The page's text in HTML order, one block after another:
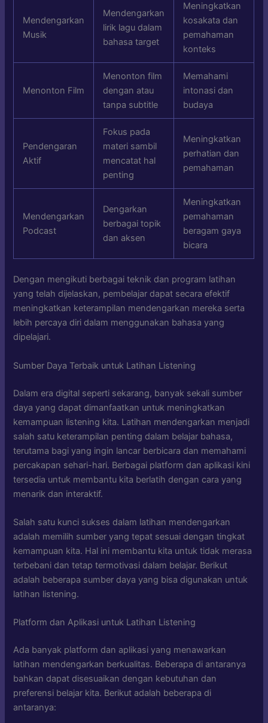
Mendengarkan
Musik
Mendengarkan
lirik lagu dalam
bahasa target
Meningkatkan
kosakata dan
pemahaman
konteks
Menonton Film
Menonton film
dengan atau
tanpa subtitle
Memahami
intonasi dan
budaya
Pendengaran
Aktif
Fokus pada
materi sambil
mencatat hal
penting
Meningkatkan
perhatian dan
pemahaman
Mendengarkan
Podcast
Dengarkan
berbagai topik
dan aksen
Meningkatkan
pemahaman
beragam gaya
bicara
Dengan mengikuti berbagai teknik dan program latihan
yang telah dijelaskan, pembelajar dapat secara efektif
meningkatkan keterampilan mendengarkan mereka serta
lebih percaya diri dalam menggunakan bahasa yang
dipelajari.
Sumber Daya Terbaik untuk Latihan Listening
Dalam era digital seperti sekarang, banyak sekali sumber
daya yang dapat dimanfaatkan untuk meningkatkan
kemampuan listening kita. Latihan mendengarkan menjadi
salah satu keterampilan penting dalam belajar bahasa,
terutama bagi yang ingin lancar berbicara dan memahami
percakapan sehari-hari. Berbagai platform dan aplikasi kini
tersedia untuk membantu kita berlatih dengan cara yang
menarik dan interaktif.
Salah satu kunci sukses dalam latihan mendengarkan
adalah memilih sumber yang tepat sesuai dengan tingkat
kemampuan kita. Hal ini membantu kita untuk tidak merasa
terbebani dan tetap termotivasi dalam belajar. Berikut
adalah beberapa sumber daya yang bisa digunakan untuk
latihan listening.
Platform dan Aplikasi untuk Latihan Listening
Ada banyak platform dan aplikasi yang menawarkan
latihan mendengarkan berkualitas. Beberapa di antaranya
bahkan dapat disesuaikan dengan kebutuhan dan
preferensi belajar kita. Berikut adalah beberapa di
antaranya: